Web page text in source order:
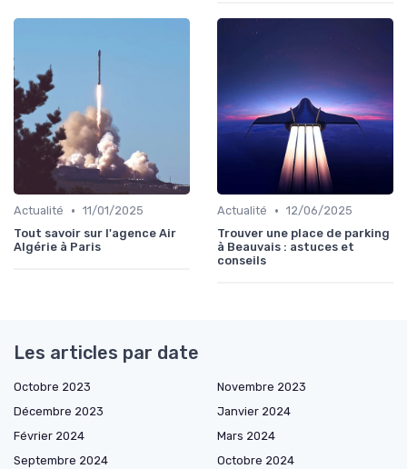
Actualité • 11/01/2025
Tout savoir sur l'agence Air
Algérie à Paris
Actualité • 12/06/2025
Trouver une place de parking
à Beauvais : astuces et
conseils
Les articles par date
Octobre 2023
Novembre 2023
Décembre 2023
Janvier 2024
Février 2024
Mars 2024
Septembre 2024
Octobre 2024